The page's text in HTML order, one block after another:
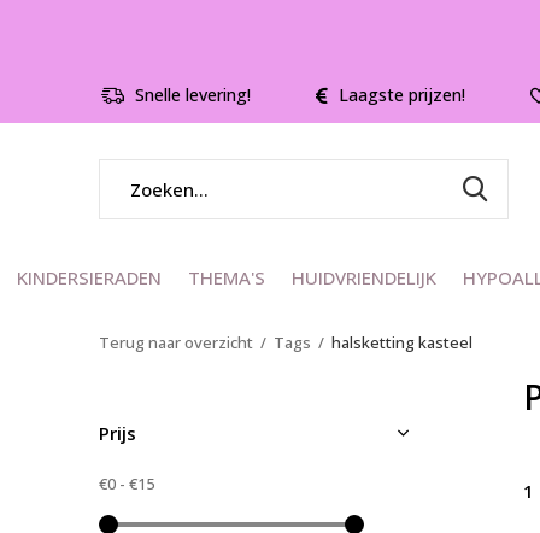
KINDERSIERADEN THEMA'S HUIDVRIENDELIJK
Snelle levering! Laagste prijzen!
Terug naar overzicht Tags halsketting kasteel
1
Prijs
€0 - €15